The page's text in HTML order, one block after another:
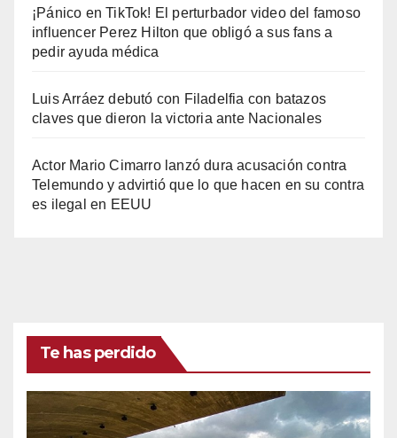
¡Pánico en TikTok! El perturbador video del famoso
influencer Perez Hilton que obligó a sus fans a
pedir ayuda médica
Luis Arráez debutó con Filadelfia con batazos
claves que dieron la victoria ante Nacionales
Actor Mario Cimarro lanzó dura acusación contra
Telemundo y advirtió que lo que hacen en su contra
es ilegal en EEUU
Te has perdido